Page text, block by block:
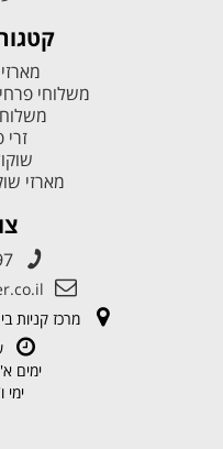
משלוחי
מארזי
מרכז קניות ביג,
ימים א'-ה' –
ימי ו' –